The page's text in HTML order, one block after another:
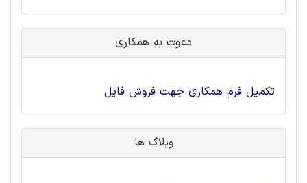
دعوت به همکاری
تکمیل فرم همکاری جهت فروش فایل
وبلاگ ها